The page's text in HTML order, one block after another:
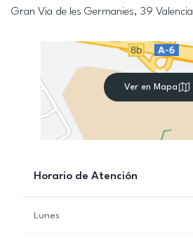
Gran Via de les Germanies, 39 Valencia
Ver en Mapa
Horario de Atención
Lunes